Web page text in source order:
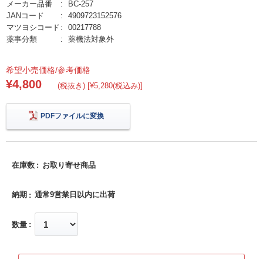
メーカー品番
BC-257
JANコード
4909723152576
マツヨシコード
00217788
薬事分類
薬機法対象外
希望小売価格/参考価格
¥4,800 (税抜き) [¥5,280(税込み)]
PDFファイルに変換
在庫数 お取り寄せ商品
納期 通常9営業日以内に出荷
数量